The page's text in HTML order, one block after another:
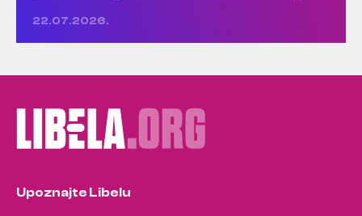
22.07.2026.
Upoznajte Libelu